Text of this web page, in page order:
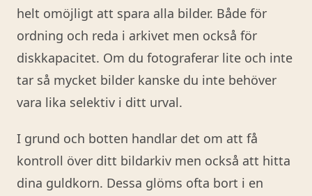
helt omöjligt att spara alla bilder. Både för
ordning och reda i arkivet men också för
diskkapacitet. Om du fotograferar lite och inte
tar så mycket bilder kanske du inte behöver
vara lika selektiv i ditt urval.
I grund och botten handlar det om att få
kontroll över ditt bildarkiv men också att hitta
dina guldkorn. Dessa glöms ofta bort i en